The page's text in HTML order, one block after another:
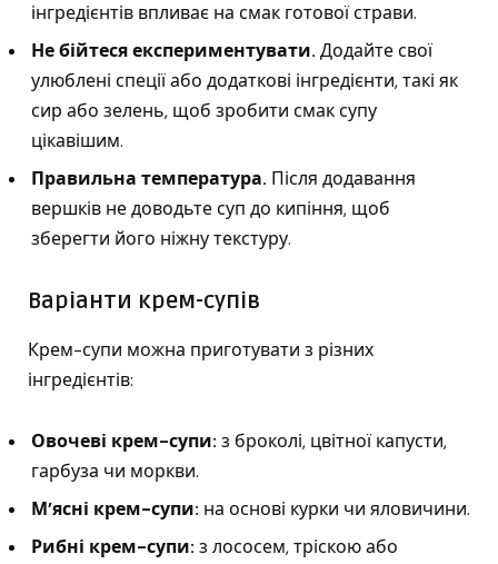
інгредієнтів впливає на смак готової страви.
Не бійтеся експериментувати. Додайте свої
улюблені спеції або додаткові інгредієнти, такі як
сир або зелень, щоб зробити смак супу
цікавішим.
Правильна температура. Після додавання
вершків не доводьте суп до кипіння, щоб
зберегти його ніжну текстуру.
Варіанти крем-супів
Крем-супи можна приготувати з різних
інгредієнтів:
Овочеві крем-супи: з броколі, цвітної капусти,
гарбуза чи моркви.
М’ясні крем-супи: на основі курки чи яловичини.
Рибні крем-супи: з лососем, тріскою або